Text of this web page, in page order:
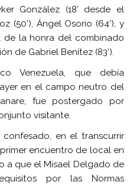
González (18’ desde el
(50’), Ángel Osorio (64’), y
de la honra del combinado
de Gabriel Benítez (83’).
Venezuela, que debía
en el campo neutro del
fue postergado por
visitante.
en el transcurrir
encuentro de local en
a que el Misael Delgado de
por las Normas